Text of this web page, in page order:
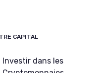
CAPITAL
Investir dans les